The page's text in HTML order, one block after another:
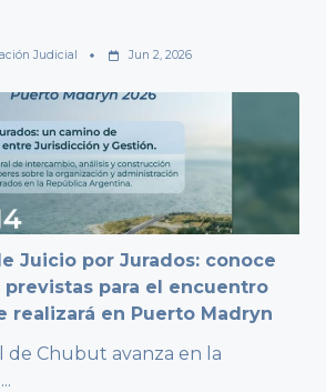
Judicial Jun 2, 2026
Juicio por Jurados: conoce
para el encuentro
realizará en Puerto Madryn
de Chubut avanza en la
...